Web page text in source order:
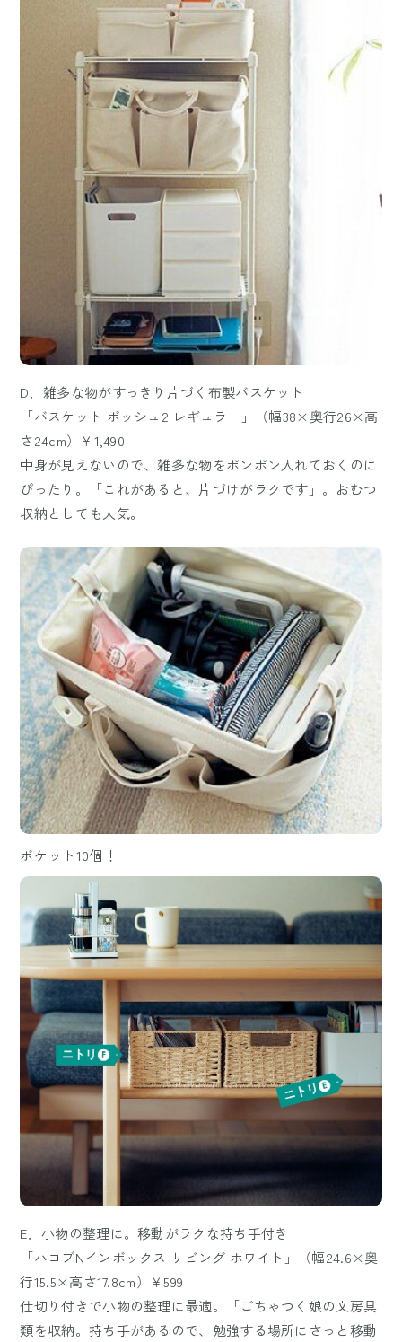
D．雑多な物がすっきり片づく布製バスケット
「バスケット ポッシュ2 レギュラー」（幅38×奥行26×高
さ24cm）￥1,490
中身が見えないので、雑多な物をポンポン入れておくのに
ぴったり。「これがあると、片づけがラクです」。おむつ
収納としても人気。
ポケット10個！
E．小物の整理に。移動がラクな持ち手付き
「ハコブNインボックス リビング ホワイト」（幅24.6×奥
行15.5×高さ17.8cm）￥599
仕切り付きで小物の整理に最適。「ごちゃつく娘の文房具
類を収納。持ち手があるので、勉強する場所にさっと移動